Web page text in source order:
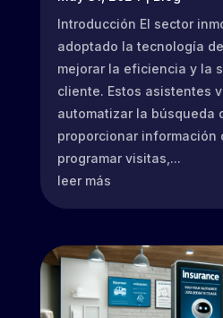
Introducción El sector
adoptado la tecnología
mejorar la eficiencia y la
cliente. Estos asistentes
automatizar la búsqueda
proporcionar información
programar visitas,...
leer más